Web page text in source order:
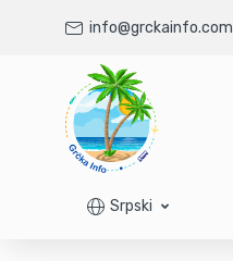
info@grckainfo.com
Srpski